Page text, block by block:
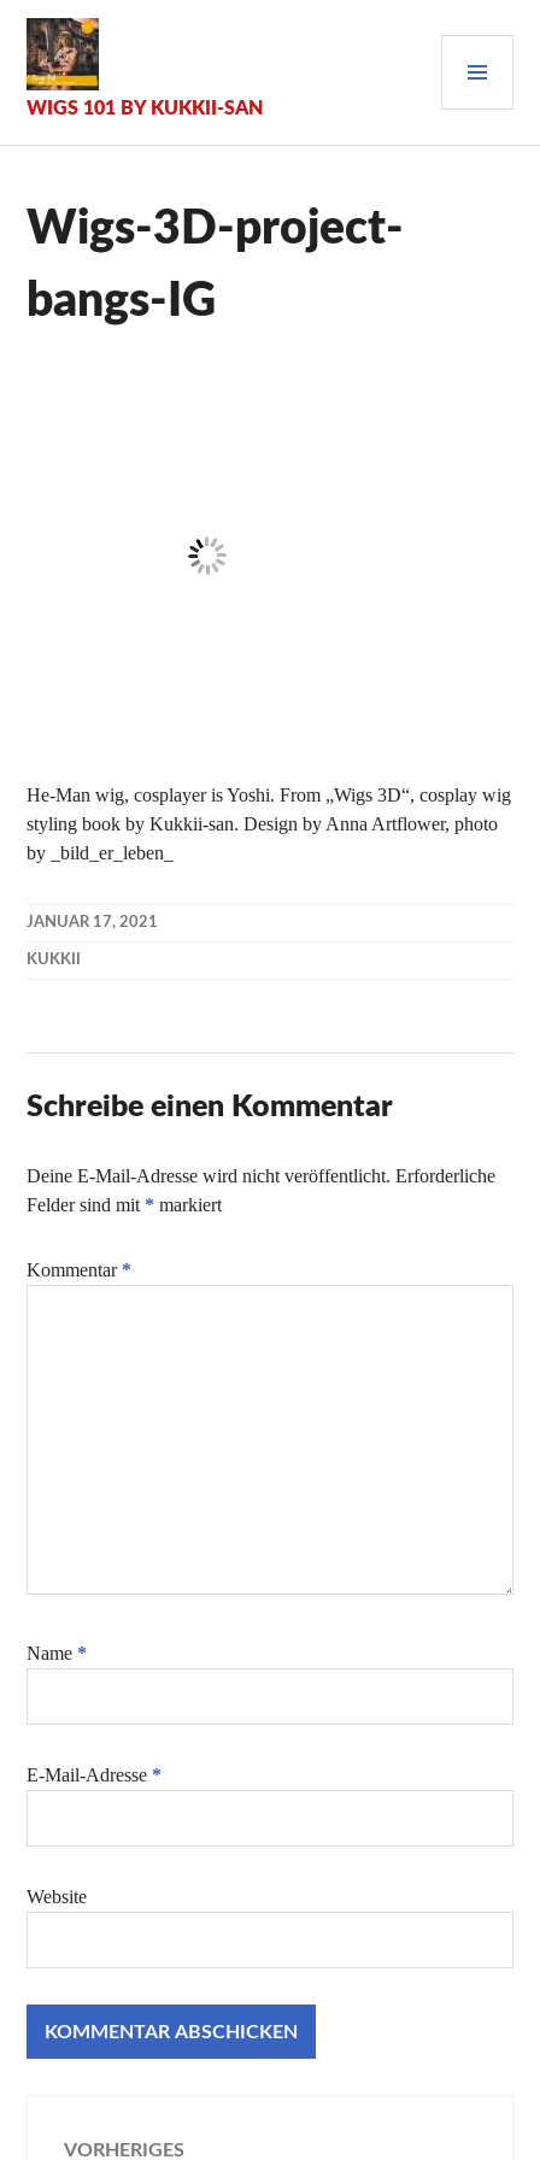
Inhalt
springen
WIGS 101 BY KUKKII-SAN
Wigs-3D-project-
bangs-IG
He-Man wig, cosplayer is Yoshi. From „Wigs 3D“, cosplay wig
styling book by Kukkii-san. Design by Anna Artflower, photo
by _bild_er_leben_
JANUAR 17, 2021
KUKKII
Schreibe einen Kommentar
Deine E-Mail-Adresse wird nicht veröffentlicht. Erforderliche
Felder sind mit * markiert
Kommentar *
Name *
E-Mail-Adresse *
Website
VORHERIGES